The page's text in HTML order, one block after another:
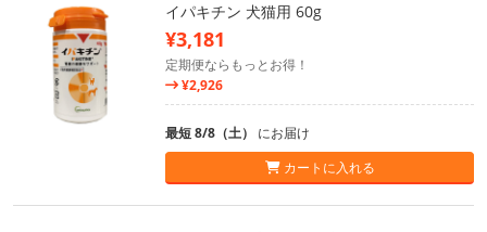
イパキチン 犬猫用 60g
¥3,181
定期便ならもっとお得！
¥2,926
最短 8/8（土） にお届け
カートに入れる